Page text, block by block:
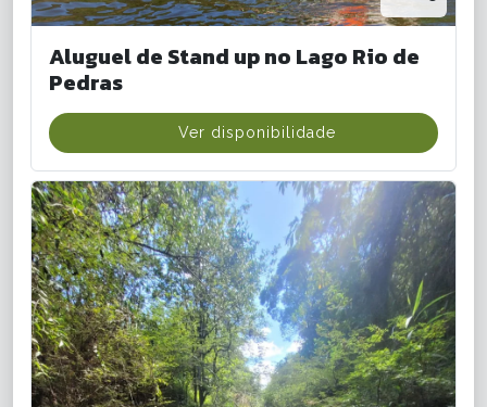
Aluguel de Stand up no Lago Rio de
Pedras
Ver disponibilidade